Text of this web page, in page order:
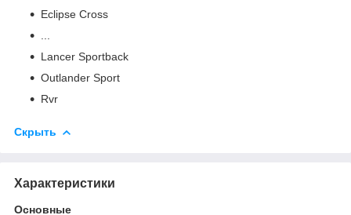
Eclipse Cross
Lancer Sportback
Outlander Sport
Rvr
Скрыть
Характеристики
Основные